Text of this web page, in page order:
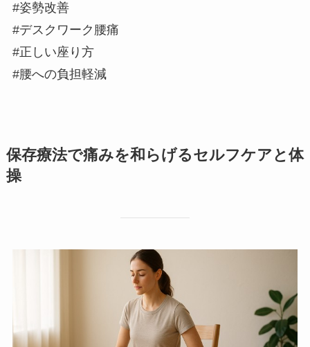
#姿勢改善
#デスクワーク腰痛
#正しい座り方
#腰への負担軽減
保存療法で痛みを和らげるセルフケアと体
操